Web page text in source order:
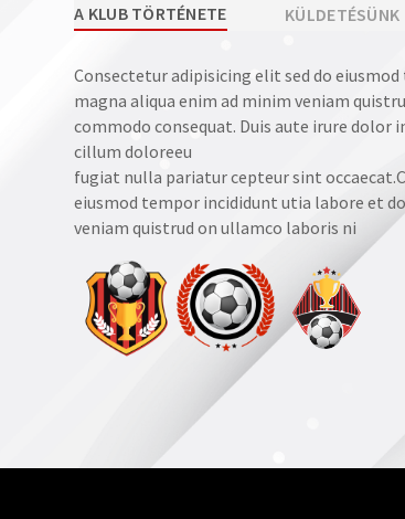
A KLUB TÖRTÉNETE KÜLDETÉSÜNK
Consectetur adipisicing elit sed do
magna aliqua enim ad minim veniam
commodo consequat. Duis aute irure
cillum doloreeu
fugiat nulla pariatur cepteur sint
eiusmod tempor incididunt utia labore et
veniam quistrud on ullamco laboris ni